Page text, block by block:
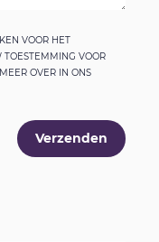
VOOR HET
TOESTEMMING VOOR
OVER IN ONS